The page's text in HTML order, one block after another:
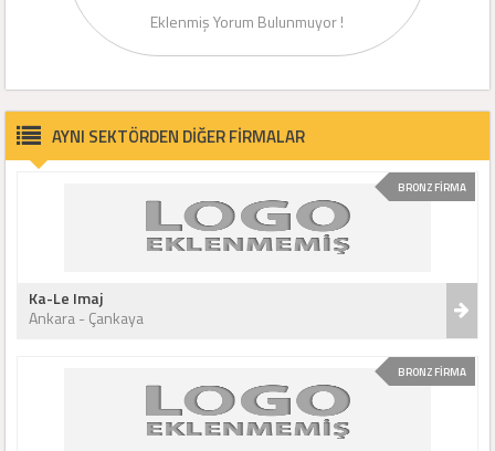
Eklenmiş Yorum Bulunmuyor !
AYNI SEKTÖRDEN DİĞER FİRMALAR
BRONZ FİRMA
Ka-Le Imaj
Ankara - Çankaya
BRONZ FİRMA